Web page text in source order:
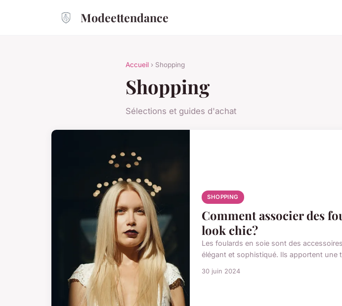
Modeettendance
Accueil › Shopping
Shopping
Sélections et guides d'achat
SHOPPING
Comment associer des
look chic?
Les foulards en soie sont des
élégant et sophistiqué. Ils apportent une
30 juin 2024